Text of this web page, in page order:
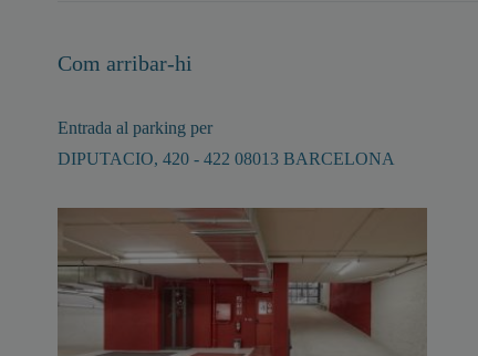
Com arribar-hi
Entrada al parking per
DIPUTACIO, 420 - 422 08013 BARCELONA